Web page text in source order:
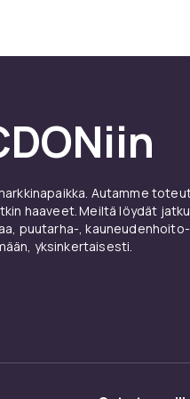
korkeus on
pingispöytä,
Tarkista,
tuotekuvaus
ostajat
Autamme
haaveet. Meiltä löydät
puutarha-,
yksinkertaisesti.